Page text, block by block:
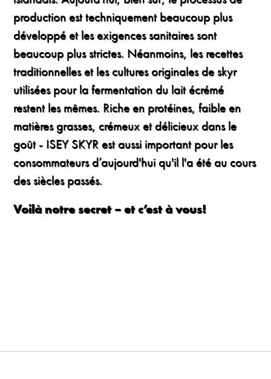
production est techniquement beaucoup plus
développé et les exigences sanitaires sont
beaucoup plus strictes. Néanmoins, les recettes
traditionnelles et les cultures originales de skyr
utilisées pour la fermentation du lait écrémé
restent les mêmes. Riche en protéines, faible en
matières grasses, crémeux et délicieux dans le
goût - ISEY SKYR est aussi important pour les
consommateurs d’aujourd'hui qu'il l'a été au cours
des siècles passés.
Voilà notre secret – et c’est à vous!